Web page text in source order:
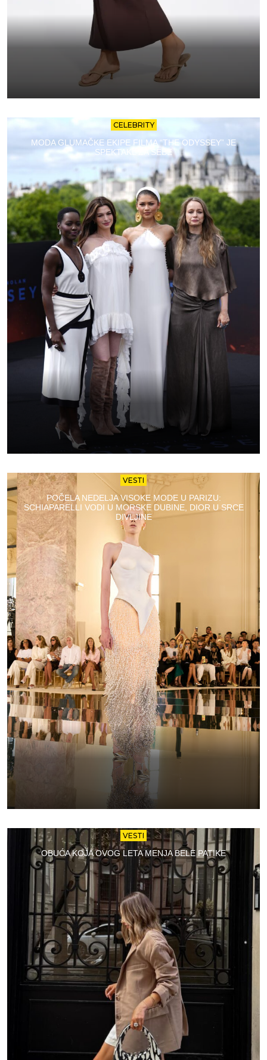
CELEBRITY
MODA GLUMAČKE EKIPE FILMA “THE ODYSSEY” JE
SPEKTAKL ZA SEBE
VESTI
POČELA NEDELJA VISOKE MODE U PARIZU:
SCHIAPARELLI VODI U MORSKE DUBINE, DIOR U SRCE
DIVLJINE
VESTI
OBUĆA KOJA OVOG LETA MENJA BELE PATIKE